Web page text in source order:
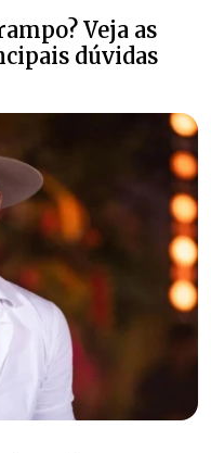
Veja as
dúvidas